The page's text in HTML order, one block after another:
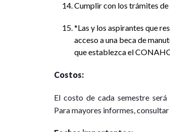
Cumplir con los trámites
*Las y los aspirantes que
acceso a una beca de
que establezca el
Costos:
El costo de cada semestre
Para mayores informes,